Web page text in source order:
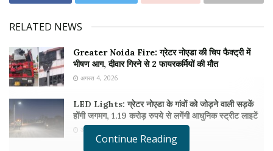
RELATED NEWS
Greater Noida Fire: ग्रेटर नोएडा की चिप फैक्ट्री में
भीषण आग, दीवार गिरने से 2 फायरकर्मियों की मौत
अगस्त 4, 2026
LED Lights: ग्रेटर नोएडा के गांवों को जोड़ने वाली सड़कें
होंगी जगमग, 1.19 करोड़ रुपये से लगेंगी आधुनिक स्ट्रीट लाइटें
अगस्त 3, 2026
Continue Reading